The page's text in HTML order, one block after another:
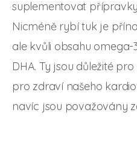
suplementovat
Nicméně rybí tuk je
ale kvůli obsahu omega-
DHA. Ty jsou důležité
pro zdraví našeho
navíc jsou považovány